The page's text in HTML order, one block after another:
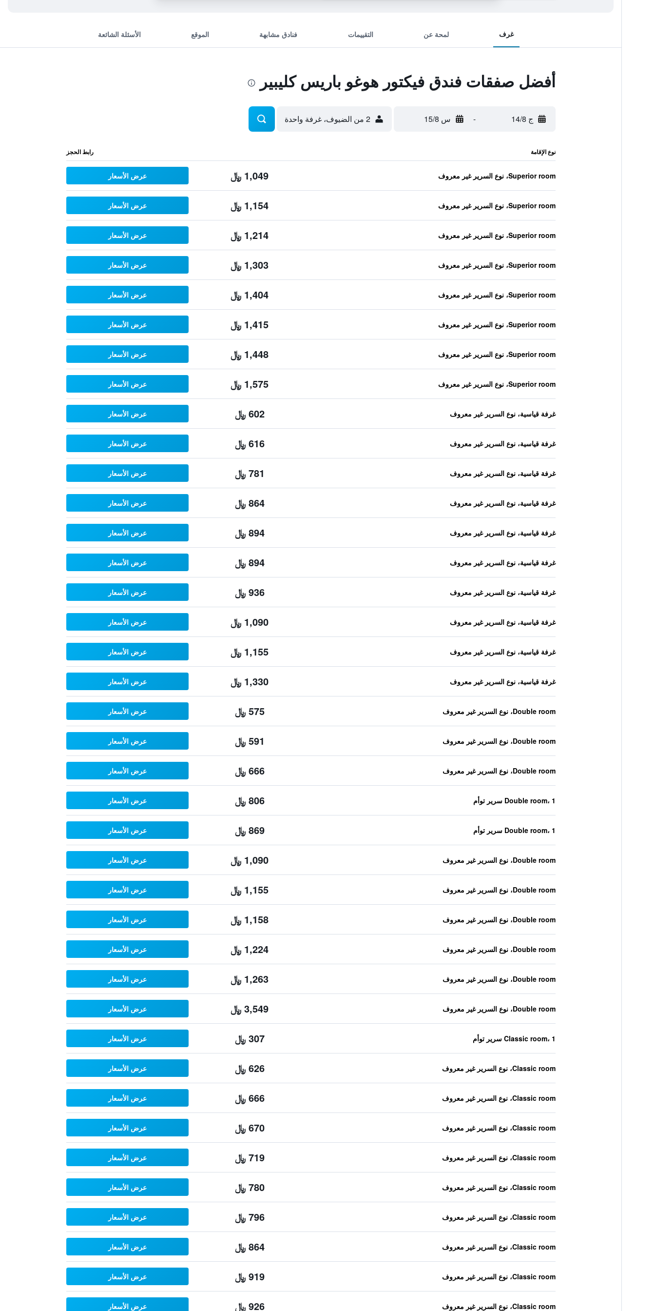
غرف لمحة عن التقييمات فنادق مشابهة الموقع الأسئلة الشائعة
أفضل صفقات فندق فيكتور هوغو باريس كليبير
ج 14/8 - س 15/8 2 من الضيوف، غرفة واحدة
نوع الإقامة رابط الحجز
Superior room، نوع السرير غير معروف 1,049 ﷼ عرض الأسعار
Superior room، نوع السرير غير معروف 1,154 ﷼ عرض الأسعار
Superior room، نوع السرير غير معروف 1,214 ﷼ عرض الأسعار
Superior room، نوع السرير غير معروف 1,303 ﷼ عرض الأسعار
Superior room، نوع السرير غير معروف 1,404 ﷼ عرض الأسعار
Superior room، نوع السرير غير معروف 1,415 ﷼ عرض الأسعار
Superior room، نوع السرير غير معروف 1,448 ﷼ عرض الأسعار
Superior room، نوع السرير غير معروف 1,575 ﷼ عرض الأسعار
غرفة قياسية، نوع السرير غير معروف 602 ﷼ عرض الأسعار
غرفة قياسية، نوع السرير غير معروف 616 ﷼ عرض الأسعار
غرفة قياسية، نوع السرير غير معروف 781 ﷼ عرض الأسعار
غرفة قياسية، نوع السرير غير معروف 864 ﷼ عرض الأسعار
غرفة قياسية، نوع السرير غير معروف 894 ﷼ عرض الأسعار
غرفة قياسية، نوع السرير غير معروف 894 ﷼ عرض الأسعار
غرفة قياسية، نوع السرير غير معروف 936 ﷼ عرض الأسعار
غرفة قياسية، نوع السرير غير معروف 1,090 ﷼ عرض الأسعار
غرفة قياسية، نوع السرير غير معروف 1,155 ﷼ عرض الأسعار
غرفة قياسية، نوع السرير غير معروف 1,330 ﷼ عرض الأسعار
Double room، نوع السرير غير معروف 575 ﷼ عرض الأسعار
Double room، نوع السرير غير معروف 591 ﷼ عرض الأسعار
Double room، نوع السرير غير معروف 666 ﷼ عرض الأسعار
Double room، 1 سرير توأم 806 ﷼ عرض الأسعار
Double room، 1 سرير توأم 869 ﷼ عرض الأسعار
Double room، نوع السرير غير معروف 1,090 ﷼ عرض الأسعار
Double room، نوع السرير غير معروف 1,155 ﷼ عرض الأسعار
Double room، نوع السرير غير معروف 1,158 ﷼ عرض الأسعار
Double room، نوع السرير غير معروف 1,224 ﷼ عرض الأسعار
Double room، نوع السرير غير معروف 1,263 ﷼ عرض الأسعار
Double room، نوع السرير غير معروف 3,549 ﷼ عرض الأسعار
Classic room، 1 سرير توأم 307 ﷼ عرض الأسعار
Classic room، نوع السرير غير معروف 626 ﷼ عرض الأسعار
Classic room، نوع السرير غير معروف 666 ﷼ عرض الأسعار
Classic room، نوع السرير غير معروف 670 ﷼ عرض الأسعار
Classic room، نوع السرير غير معروف 719 ﷼ عرض الأسعار
Classic room، نوع السرير غير معروف 780 ﷼ عرض الأسعار
Classic room، نوع السرير غير معروف 796 ﷼ عرض الأسعار
Classic room، نوع السرير غير معروف 864 ﷼ عرض الأسعار
Classic room، نوع السرير غير معروف 919 ﷼ عرض الأسعار
Classic room، نوع السرير غير معروف 926 ﷼ عرض الأسعار